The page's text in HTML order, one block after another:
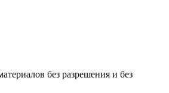
без разрешения и без